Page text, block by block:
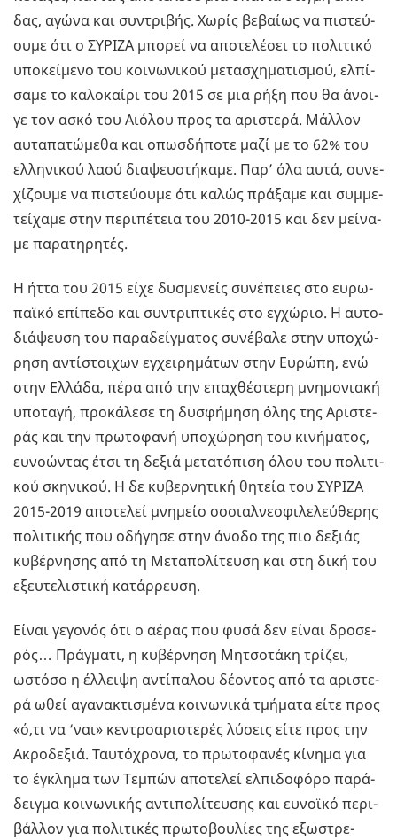
δας, αγώνα και συ­ντρι­βής. Χωρίς βε­βαί­ως να πι­στεύ­
ου­με ότι ο ΣΥ­ΡΙ­ΖΑ μπο­ρεί να απο­τε­λέ­σει το πο­λι­τι­κό
υπο­κεί­με­νο του κοι­νω­νι­κού με­τα­σχη­μα­τι­σμού, ελ­πί­
σα­με το κα­λο­καί­ρι του 2015 σε μια ρήξη που θα άνοι­
γε τον ασκό του Αιό­λου προς τα αρι­στε­ρά. Μάλ­λον
αυ­τα­πα­τώ­με­θα και οπωσ­δή­πο­τε μαζί με το 62% του
ελ­λη­νι­κού λαού δια­ψευ­στή­κα­με. Παρ’ όλα αυτά, συ­νε­
χί­ζου­με να πι­στεύ­ου­με ότι καλώς πρά­ξα­με και συμ­με­
τεί­χα­με στην πε­ρι­πέ­τεια του 2010-2015 και δεν μεί­να­
με πα­ρα­τη­ρη­τές.
Η ήττα του 2015 είχε δυ­σμε­νείς συ­νέ­πειες στο ευ­ρω­
παϊ­κό επί­πε­δο και συ­ντρι­πτι­κές στο εγ­χώ­ριο. Η αυ­το­
διά­ψευ­ση του πα­ρα­δείγ­μα­τος συ­νέ­βα­λε στην υπο­χώ­
ρη­ση αντί­στοι­χων εγ­χει­ρη­μά­των στην Ευ­ρώ­πη, ενώ
στην Ελ­λά­δα, πέρα από την επα­χθέ­στε­ρη μνη­μο­νια­κή
υπο­τα­γή, προ­κά­λε­σε τη δυ­σφή­μη­ση όλης της Αρι­στε­
ράς και την πρω­το­φα­νή υπο­χώ­ρη­ση του κι­νή­μα­τος,
ευ­νο­ώ­ντας έτσι τη δεξιά με­τα­τό­πι­ση όλου του πο­λι­τι­
κού σκη­νι­κού. Η δε κυ­βερ­νη­τι­κή θη­τεία του ΣΥ­ΡΙ­ΖΑ
2015-2019 απο­τε­λεί μνη­μείο σο­σιαλ­νε­ο­φι­λε­λεύ­θε­ρης
πο­λι­τι­κής που οδή­γη­σε στην άνοδο της πιο δε­ξιάς
κυ­βέρ­νη­σης από τη Με­τα­πο­λί­τευ­ση και στη δική του
εξευ­τε­λι­στι­κή κα­τάρ­ρευ­ση.
Είναι γε­γο­νός ότι ο αέρας που φυσά δεν είναι δρο­σε­
ρός… Πράγ­μα­τι, η κυ­βέρ­νη­ση Μη­τσο­τά­κη τρί­ζει,
ωστό­σο η έλ­λει­ψη αντί­πα­λου δέ­ο­ντος από τα αρι­στε­
ρά ωθεί αγα­να­κτι­σμέ­να κοι­νω­νι­κά τμή­μα­τα είτε προς
«ό,τι να ‘ναι» κε­ντρο­α­ρι­στε­ρές λύ­σεις είτε προς την
Ακρο­δε­ξιά. Ταυ­τό­χρο­να, το πρω­το­φα­νές κί­νη­μα για
το έγκλη­μα των Τε­μπών απο­τε­λεί ελ­πι­δο­φό­ρο πα­ρά­
δειγ­μα κοι­νω­νι­κής αντι­πο­λί­τευ­σης και ευ­νοϊ­κό πε­ρι­
βάλ­λον για πο­λι­τι­κές πρω­το­βου­λί­ες της εξω­στρε­